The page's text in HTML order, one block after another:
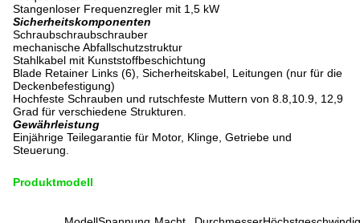
Stangenloser Frequenzregler mit 1,5 kW
Sicherheitskomponenten
Schraubschraubschrauber
mechanische Abfallschutzstruktur
Stahlkabel mit Kunststoffbeschichtung
Blade Retainer Links (6), Sicherheitskabel, Leitungen (nur für die
Deckenbefestigung)
Hochfeste Schrauben und rutschfeste Muttern von 8.8,10.9, 12,9
Grad für verschiedene Strukturen.
Gewährleistung
Einjährige Teilegarantie für Motor, Klinge, Getriebe und
Steuerung.
Produktmodell